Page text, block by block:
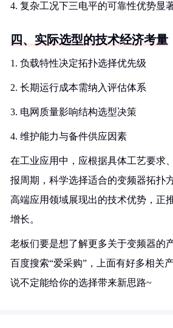
4. 复杂工况下三电平的可靠性优势显
四、实际选型的技术经济考量
1. 负载特性决定拓扑选择优先级
2. 长期运行成本需纳入评估体系
3. 电网质量影响结构选型决策
4. 维护能力与备件供应因素
在工业应用中，应根据具体工艺要求
报周期，科学选择适合的变频器拓扑
高端应用领域展现出的技术优势，正
增长。
老板们要是想了解更多关于变频器的
百度搜索“爱采购”，上面有好多相关
说不定能给你的选择带来新思路~